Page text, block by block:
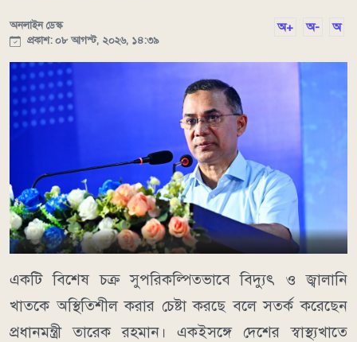
অনলাইন ডেস্ক
প্রকাশ: ০৮ আগস্ট, ২০২৬, ১৪:৩৯
অ+ অ- অ
একটি বিশেষ চক্র সুপরিকল্পিতভাবে বিদ্যুৎ ও জ্বালানি
খাতকে অস্থিতিশীল করার চেষ্টা করছে বলে সতর্ক করেছেন
প্রধানমন্ত্রী তারেক রহমান। একইসঙ্গে দেশের স্বাস্থ্যখাতে